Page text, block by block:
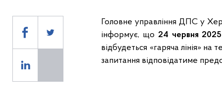
Головне управління ДПС у
інформує, що 24 червня
відбудеться «гаряча лінія»
запитання відповідатиме